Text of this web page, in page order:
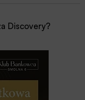
Discovery?